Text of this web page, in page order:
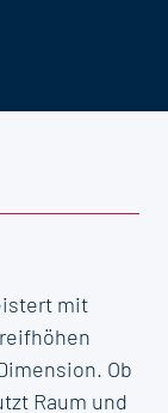
mit
Ob
Raum und